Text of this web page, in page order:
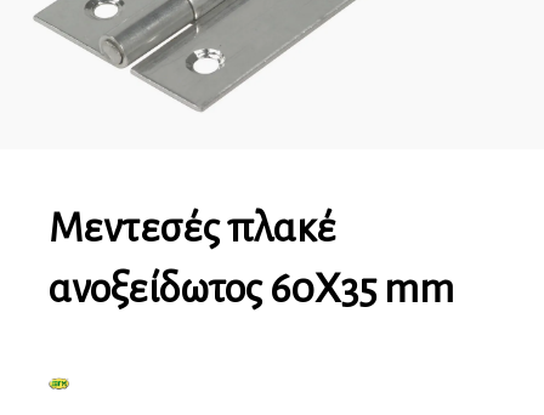
Μεντεσές πλακέ
ανοξείδωτος 60X35 mm